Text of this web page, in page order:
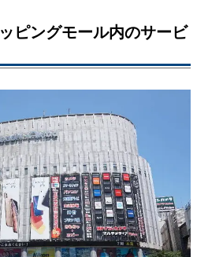
ピングモール内のサービ